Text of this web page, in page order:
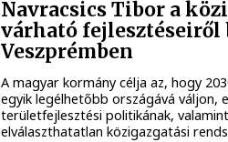
Navracsics Tibor a
várható fejlesztéseiről
Veszprémben
A magyar kormány célja az, hogy
egyik legélhetőbb országává váljon,
területfejlesztési politikának,
elválaszthatatlan közigazgatási